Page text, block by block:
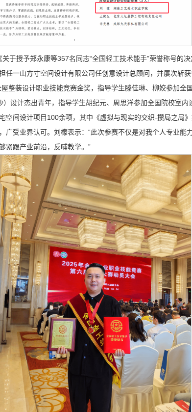
关于授予郑永康等357名同志“全国轻工技术能手”荣誉称号的决
任一山方寸空间设计有限公司任创意设计总顾问，并屡次斩
整装设计职业技能竞赛金奖，指导学生滕佳琳、柳姣参加全
设计杰出青年，指导学生胡纪元、周思洋参加全国院校室
空间设计项目100余项，其中《虚拟与现实的交织-攒局之局
受业界认可。刘檬表示：“此次参赛不仅是对我个人专业能
紧跟产业前沿，反哺教学。”